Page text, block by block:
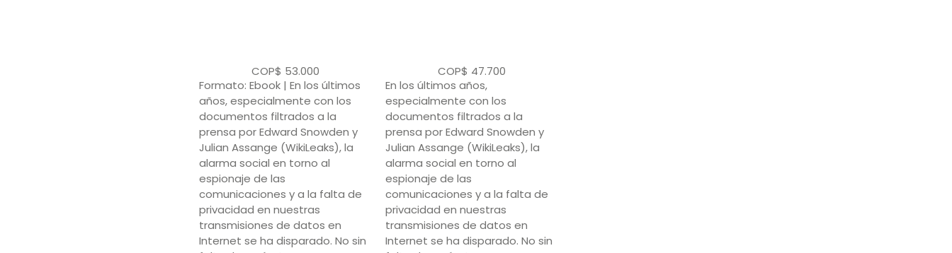
COP$ 53.000
Formato: Ebook | En los últimos
años, especialmente con los
documentos filtrados a la
prensa por Edward Snowden y
Julian Assange (WikiLeaks), la
alarma social en torno al
espionaje de las
comunicaciones y a la falta de
privacidad en nuestras
transmisiones de datos en
Internet se ha disparado. No sin
COP$ 47.700
En los últimos años,
especialmente con los
documentos filtrados a la
prensa por Edward Snowden y
Julian Assange (WikiLeaks), la
alarma social en torno al
espionaje de las
comunicaciones y a la falta de
privacidad en nuestras
transmisiones de datos en
Internet se ha disparado. No sin